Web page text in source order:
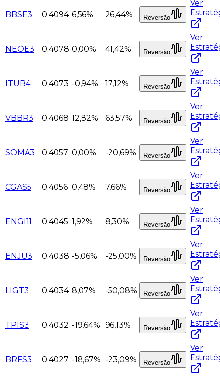
BBSE3 0.4094 6,56% 26,44% Reversão
Ver
NEOE3 0.4078 0,00% 41,42% Reversão
Ver
ITUB4 0.4073 -0,94% 17,12% Reversão
Ver
VBBR3 0.4068 12,82% 63,57% Reversão
Ver
SOMA3 0.4057 0,00% -20,69% Reversão
Ver
CGAS5 0.4056 0,48% 7,66% Reversão
Ver
ENGI11 0.4045 1,92% 8,30% Reversão
Ver
ENJU3 0.4038 -5,06% -25,00% Reversão
Ver
LIGT3 0.4034 8,07% -50,08% Reversão
Ver
TPIS3 0.4032 -19,64% 96,13% Reversão
Ver
BRFS3 0.4027 -18,67% -23,09% Reversão
Ver